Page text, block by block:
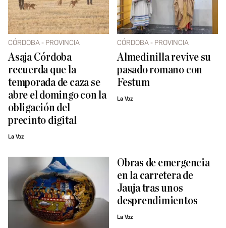
CÓRDOBA - PROVINCIA
Asaja Córdoba
recuerda que la
temporada de caza se
abre el domingo con la
obligación del
precinto digital
La Voz
CÓRDOBA - PROVINCIA
Almedinilla revive su
pasado romano con
Festum
La Voz
Obras de emergencia
en la carretera de
Jauja tras unos
desprendimientos
La Voz